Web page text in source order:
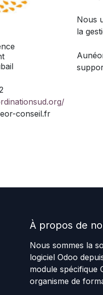
conseil.fr
Nous
la
À propos de
Nous sommes la
logiciel Odoo
module spécifique
organisme de